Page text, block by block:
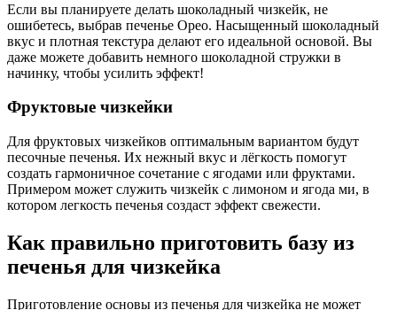
Если вы планируете делать шоколадный чизкейк, не
ошибетесь, выбрав печенье Орео. Насыщенный шоколадный
вкус и плотная текстура делают его идеальной основой. Вы
даже можете добавить немного шоколадной стружки в
начинку, чтобы усилить эффект!
Фруктовые чизкейки
Для фруктовых чизкейков оптимальным вариантом будут
песочные печенья. Их нежный вкус и лёгкость помогут
создать гармоничное сочетание с ягодами или фруктами.
Примером может служить чизкейк с лимоном и ягода ми, в
котором легкость печенья создаст эффект свежести.
Как правильно приготовить базу из
печенья для чизкейка
Приготовление основы из печенья для чизкейка не может